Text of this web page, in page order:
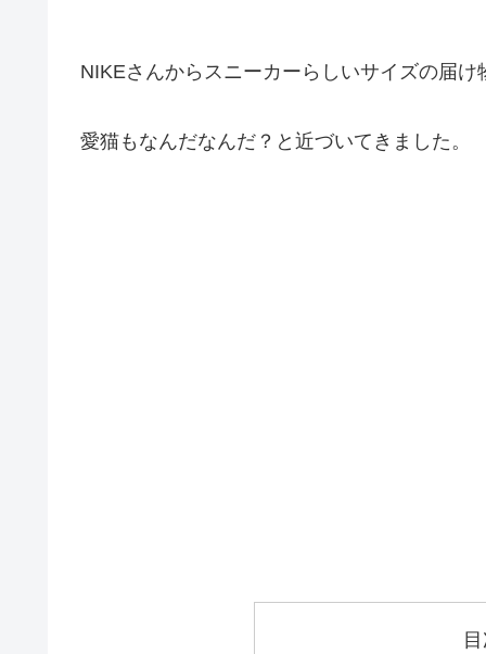
NIKEさんからスニーカーらしいサイズの届
愛猫もなんだなんだ？と近づいてきました。